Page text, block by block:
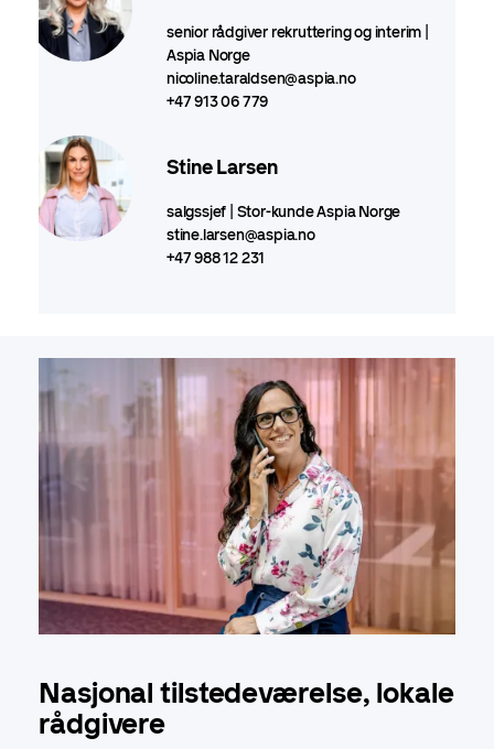
senior rådgiver rekruttering og interim |
Aspia Norge
nicoline.taraldsen@aspia.no
+47 913 06 779
Stine Larsen
salgssjef | Stor-kunde Aspia Norge
stine.larsen@aspia.no
+47 988 12 231
Nasjonal tilstedeværelse, lokale
rådgivere